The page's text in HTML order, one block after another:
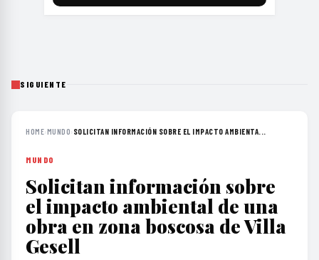
SIGUIENTE
HOME›MUNDO› SOLICITAN INFORMACIÓN SOBRE EL IMPACTO AMBIENTA...
MUNDO
Solicitan información sobre
el impacto ambiental de una
obra en zona boscosa de Villa
Gesell